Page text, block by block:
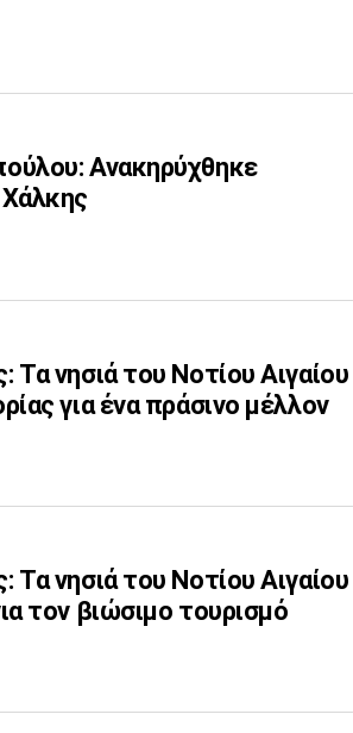
Ανακηρύχθηκε
Τα νησιά του Νοτίου Αιγαίου
για ένα πράσινο μέλλον
Τα νησιά του Νοτίου Αιγαίου
τον βιώσιμο τουρισμό